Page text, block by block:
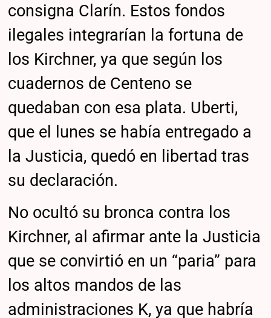
consigna Clarín. Estos fondos
ilegales integrarían la fortuna de
los Kirchner, ya que según los
cuadernos de Centeno se
quedaban con esa plata. Uberti,
que el lunes se había entregado a
la Justicia, quedó en libertad tras
su declaración.
No ocultó su bronca contra los
Kirchner, al afirmar ante la Justicia
que se convirtió en un “paria” para
los altos mandos de las
administraciones K, ya que habría